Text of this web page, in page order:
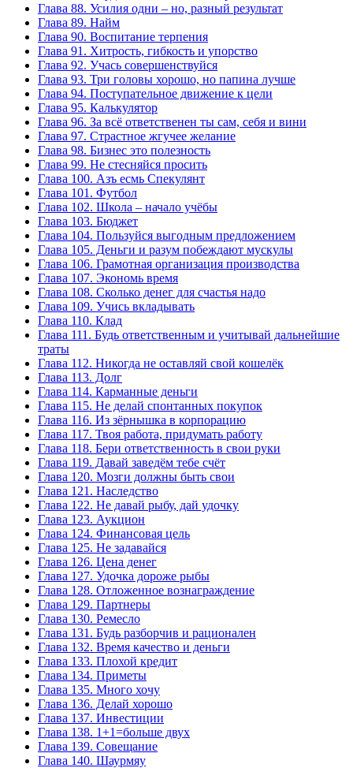
Глава 88. Усилия одни – но, разный результат
Глава 89. Найм
Глава 90. Воспитание терпения
Глава 91. Хитрость, гибкость и упорство
Глава 92. Учась совершенствуйся
Глава 93. Три головы хорошо, но папина лучше
Глава 94. Поступательное движение к цели
Глава 95. Калькулятор
Глава 96. За всё ответственен ты сам, себя и вини
Глава 97. Страстное жгучее желание
Глава 98. Бизнес это полезность
Глава 99. Не стесняйся просить
Глава 100. Азъ есмь Спекулянт
Глава 101. Футбол
Глава 102. Школа – начало учёбы
Глава 103. Бюджет
Глава 104. Пользуйся выгодным предложением
Глава 105. Деньги и разум побеждают мускулы
Глава 106. Грамотная организация производства
Глава 107. Экономь время
Глава 108. Сколько денег для счастья надо
Глава 109. Учись вкладывать
Глава 110. Клад
Глава 111. Будь ответственным и учитывай дальнейшие
траты
Глава 112. Никогда не оставляй свой кошелёк
Глава 113. Долг
Глава 114. Карманные деньги
Глава 115. Не делай спонтанных покупок
Глава 116. Из зёрнышка в корпорацию
Глава 117. Твоя работа, придумать работу
Глава 118. Бери ответственность в свои руки
Глава 119. Давай заведём тебе счёт
Глава 120. Мозги должны быть свои
Глава 121. Наследство
Глава 122. Не давай рыбу, дай удочку
Глава 123. Аукцион
Глава 124. Финансовая цель
Глава 125. Не задавайся
Глава 126. Цена денег
Глава 127. Удочка дороже рыбы
Глава 128. Отложенное вознаграждение
Глава 129. Партнеры
Глава 130. Ремесло
Глава 131. Будь разборчив и рационален
Глава 132. Время качество и деньги
Глава 133. Плохой кредит
Глава 134. Приметы
Глава 135. Много хочу
Глава 136. Делай хорошо
Глава 137. Инвестиции
Глава 138. 1+1=больше двух
Глава 139. Совещание
Глава 140. Шаурмяу